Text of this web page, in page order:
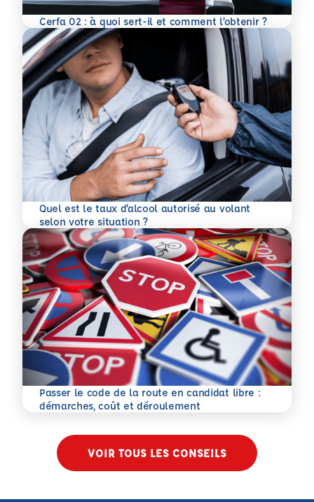
Cerfa 02 : à quoi sert-il et comment l’obtenir ?
En savoir plus
Quel est le taux d’alcool autorisé au volant
selon votre situation ?
En savoir plus
Passer le code de la route en candidat libre :
démarches, coût et déroulement
En savoir plus
VOIR TOUS LES CONSEILS